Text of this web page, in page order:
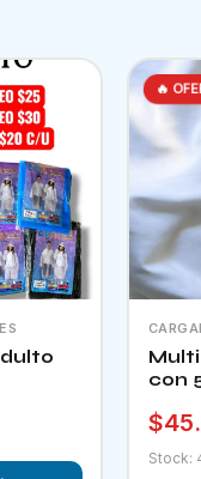
🔥
con
Stock: